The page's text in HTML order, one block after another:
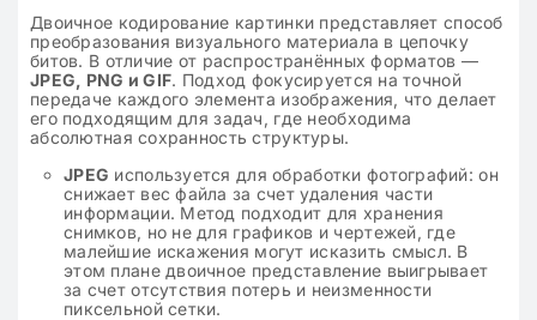
Двоичное кодирование картинки представляет способ
преобразования визуального материала в цепочку
битов. В отличие от распространённых форматов —
JPEG, PNG и GIF. Подход фокусируется на точной
передаче каждого элемента изображения, что делает
его подходящим для задач, где необходима
абсолютная сохранность структуры.
JPEG используется для обработки фотографий: он
снижает вес файла за счет удаления части
информации. Метод подходит для хранения
снимков, но не для графиков и чертежей, где
малейшие искажения могут исказить смысл. В
этом плане двоичное представление выигрывает
за счет отсутствия потерь и неизменности
пиксельной сетки.